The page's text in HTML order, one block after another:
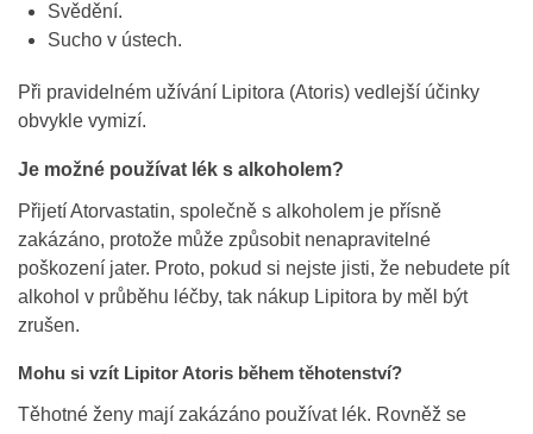
Svědění.
Sucho v ústech.
Při pravidelném užívání Lipitora (Atoris) vedlejší účinky
obvykle vymizí.
Je možné používat lék s alkoholem?
Přijetí Atorvastatin, společně s alkoholem je přísně
zakázáno, protože může způsobit nenapravitelné
poškození jater. Proto, pokud si nejste jisti, že nebudete pít
alkohol v průběhu léčby, tak nákup Lipitora by měl být
zrušen.
Mohu si vzít Lipitor Atoris během těhotenství?
Těhotné ženy mají zakázáno používat lék. Rovněž se